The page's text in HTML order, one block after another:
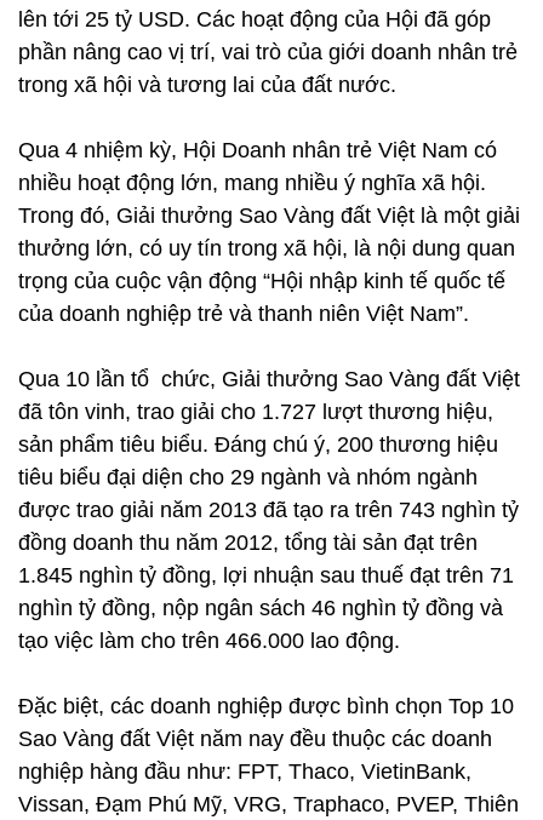
lên tới 25 tỷ USD. Các hoạt động của Hội đã góp
phần nâng cao vị trí, vai trò của giới doanh nhân trẻ
trong xã hội và tương lai của đất nước.
Qua 4 nhiệm kỳ, Hội Doanh nhân trẻ Việt Nam có
nhiều hoạt động lớn, mang nhiều ý nghĩa xã hội.
Trong đó, Giải thưởng Sao Vàng đất Việt là một giải
thưởng lớn, có uy tín trong xã hội, là nội dung quan
trọng của cuộc vận động “Hội nhập kinh tế quốc tế
của doanh nghiệp trẻ và thanh niên Việt Nam”.
Qua 10 lần tổ chức, Giải thưởng Sao Vàng đất Việt
đã tôn vinh, trao giải cho 1.727 lượt thương hiệu,
sản phẩm tiêu biểu. Đáng chú ý, 200 thương hiệu
tiêu biểu đại diện cho 29 ngành và nhóm ngành
được trao giải năm 2013 đã tạo ra trên 743 nghìn tỷ
đồng doanh thu năm 2012, tổng tài sản đạt trên
1.845 nghìn tỷ đồng, lợi nhuận sau thuế đạt trên 71
nghìn tỷ đồng, nộp ngân sách 46 nghìn tỷ đồng và
tạo việc làm cho trên 466.000 lao động.
Đặc biệt, các doanh nghiệp được bình chọn Top 10
Sao Vàng đất Việt năm nay đều thuộc các doanh
nghiệp hàng đầu như: FPT, Thaco, VietinBank,
Vissan, Đạm Phú Mỹ, VRG, Traphaco, PVEP, Thiên